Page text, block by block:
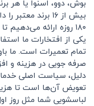
بوش، دوو، اسنوا یا هر
بیش از ۱۶ برند
۱۸۰ روزه ارائه می‌دهیم تا خیالتان از کیفیت کار آسوده باشد.
یکی از افتخارات ما
تمام تعمیرات است. ما
صرفه‌ جویی در هزینه و
دلیل، سیاست اصلی
تعویض آن‌ها است تا
لباسشویی شما مثل روز